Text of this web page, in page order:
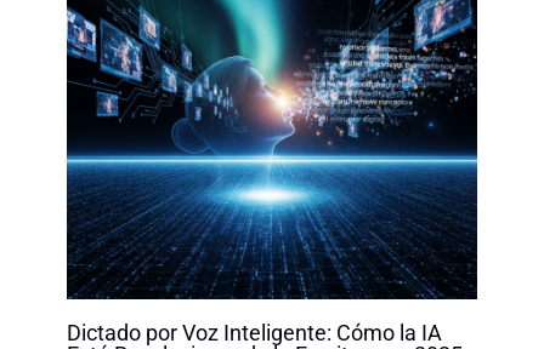
Dictado por Voz Inteligente: Cómo la IA